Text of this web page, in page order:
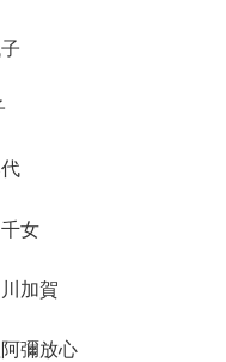
女
加賀
彌放心